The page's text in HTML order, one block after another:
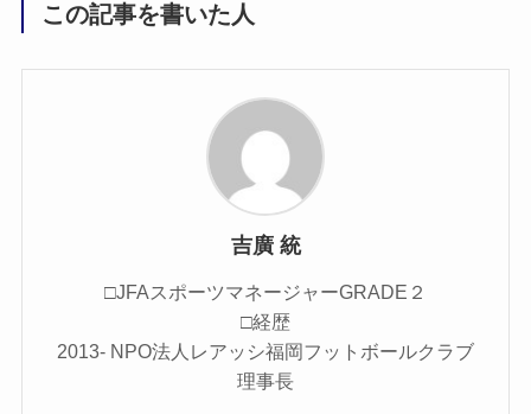
この記事を書いた人
吉廣 統
□JFAスポーツマネージャーGRADE２
□経歴
2013- NPO法人レアッシ福岡フットボールクラブ
理事長